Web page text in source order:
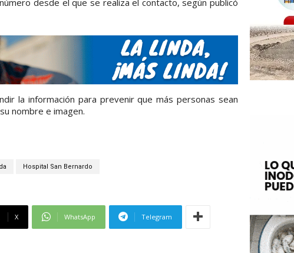
desde el que se realiza el contacto, según publicó
la información para prevenir que más personas sean
nombre e imagen.
Hospital San Bernardo
X WhatsApp Telegram